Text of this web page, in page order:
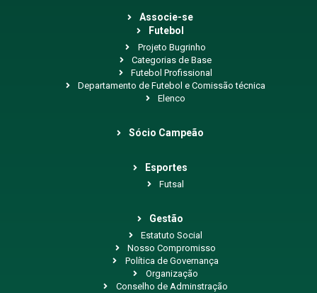
Associe-se
Futebol
Projeto Bugrinho
Categorias de Base
Futebol Profissional
Departamento de Futebol e Comissão técnica
Elenco
Sócio Campeão
Esportes
Futsal
Gestão
Estatuto Social
Nosso Compromisso
Política de Governança
Organização
Conselho de Adminstração